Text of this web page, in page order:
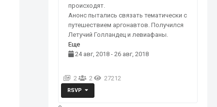
происходят.
Анонс пытались связать тематически с
путешествием аргонавтов. Получился
Летучий Голландец и левиафаны.
Еще
24 авг, 2018 - 26 авг, 2018
2 2 27212
RSVP